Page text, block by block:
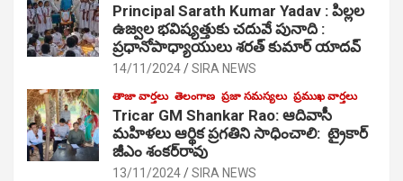
Principal Sarath Kumar Yadav : పిల్లల
ఉజ్వల భవిష్యత్తుకు చదువే పునాది :
ప్రధానోపాధ్యాయులు శరత్ కుమార్ యాదవ్
14/11/2024 SIRA NEWS
తాజా వార్తలు తెలంగాణ ప్రజా సమస్యలు ప్రముఖ వార్తలు
Tricar GM Shankar Rao: ఆదివాసీ
మహిళలు ఆర్థిక ప్రగతిని సాధించాలి: ట్రైకార్
జీఎం శంకర్‌రావు
13/11/2024 SIRA NEWS